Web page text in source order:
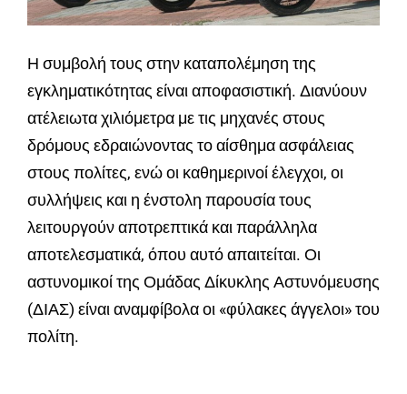
Η συμβολή τους στην καταπολέμηση της
εγκληματικότητας είναι αποφασιστική. Διανύουν
ατέλειωτα χιλιόμετρα με τις μηχανές στους
δρόμους εδραιώνοντας το αίσθημα ασφάλειας
στους πολίτες, ενώ οι καθημερινοί έλεγχοι, οι
συλλήψεις και η ένστολη παρουσία τους
λειτουργούν αποτρεπτικά και παράλληλα
αποτελεσματικά, όπου αυτό απαιτείται. Οι
αστυνομικοί της Ομάδας Δίκυκλης Αστυνόμευσης
(ΔΙΑΣ) είναι αναμφίβολα οι «φύλακες άγγελοι» του
πολίτη.